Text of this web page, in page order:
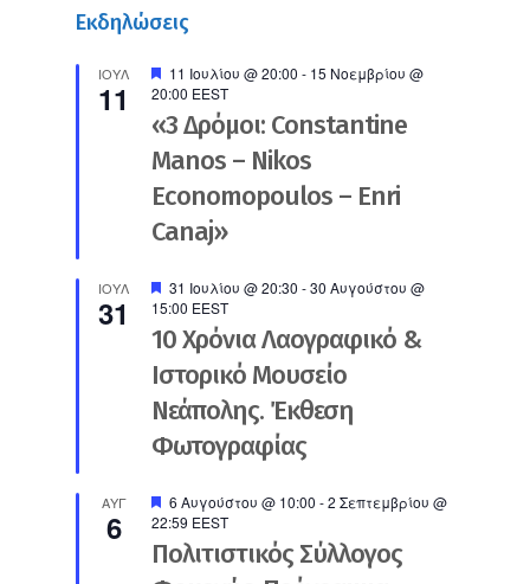
Εκδηλώσεις
ΙΟΎΛ
11
Προτεινόμενο
11 Ιουλίου @ 20:00 - 15 Νοεμβρίου @
20:00 EEST
«3 Δρόμοι: Constantine
Manos – Nikos
Economopoulos – Enri
Canaj»
ΙΟΎΛ
31
Προτεινόμενο
31 Ιουλίου @ 20:30 -30 Αυγούστου @
15:00 EEST
10 Χρόνια Λαογραφικό &
Ιστορικό Μουσείο
Νεάπολης. Έκθεση
Φωτογραφίας
ΑΥΓ
6
Προτεινόμενο
6 Αυγούστου @ 10:00 -2 Σεπτεμβρίου @
22:59 EEST
Πολιτιστικός Σύλλογος